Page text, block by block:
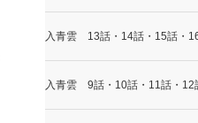
入青雲 13話・14話・15話・
入青雲 9話・10話・11話・